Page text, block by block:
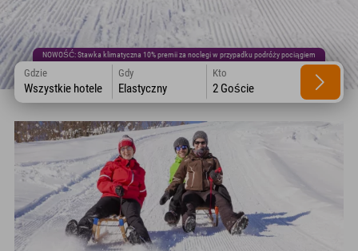
NOWOŚĆ: Stawka klimatyczna 10% premii za noclegi w przypadku podróży pociągiem
Gdzie
Wszystkie hotele
Gdy
Elastyczny
Kto
2 Goście